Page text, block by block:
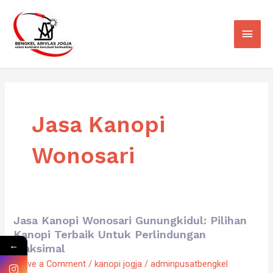
content
Jasa Kanopi
Wonosari
Jasa Kanopi Wonosari Gunungkidul: Pilihan
Kanopi Terbaik Untuk Perlindungan
Maksimal
Leave a Comment /kanopi jogja /adminpusatbengkel
Jasa
Kanopi
Wonosari
Gunungkidul:
←